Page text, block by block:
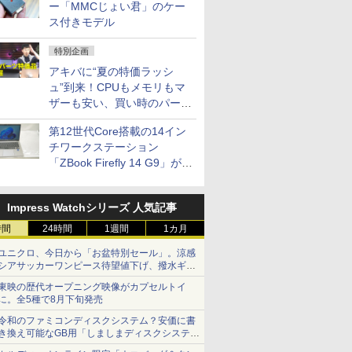
ー「MMCじょい君」のケー
ス付きモデル
特別企画
アキバに“夏の特価ラッシ
ュ”到来！CPUもメモリもマ
ザーも安い、買い時のパーツ
は？【8月7日(金)22時配信】
第12世代Core搭載の14イン
チワークステーション
「ZBook Firefly 14 G9」が
セール
Impress Watchシリーズ 人気記事
24時間 1週間 1カ月
ニクロ、今日から「お盆特別セール」。涼感
アサッカーワンピース待望値下げ、撥水ギア
ョーツは1990円に
映の歴代オープニング映像がカプセルトイ
。全5種で8月下旬発売
和のファミコンディスクシステム？安価に書
換え可能なGB用「しましまディスクシステ
」